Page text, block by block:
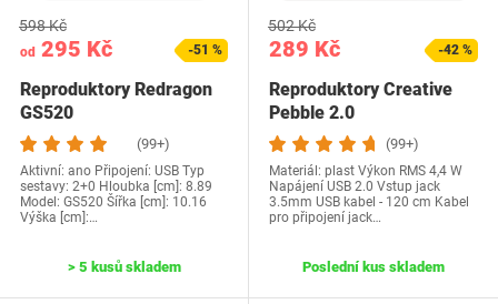
od 295 Kč
598 Kč
-51 %
Reproduktory Redragon
GS520
(99+)
Aktivní: ano Připojení: USB Typ
sestavy: 2+0 Hloubka [cm]: 8.89
Model: GS520 Šířka [cm]: 10.16
Výška [cm]:…
> 5 kusů skladem
289 Kč
502 Kč
-42 %
Reproduktory Creative
Pebble 2.0
(99+)
Materiál: plast Výkon RMS 4,4 W
Napájení USB 2.0 Vstup jack
3.5mm USB kabel - 120 cm Kabel
pro připojení jack…
Poslední kus skladem